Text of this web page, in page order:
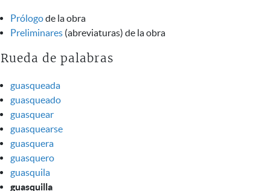
Prólogode la obra
Preliminares (abreviaturas) de la obra
Rueda de palabras
guasqueada
guasqueado
guasquear
guasquearse
guasquera
guasquero
guasquila
guasquilla